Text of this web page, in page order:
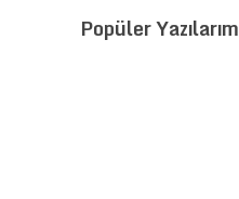
Popüler Yazılarım